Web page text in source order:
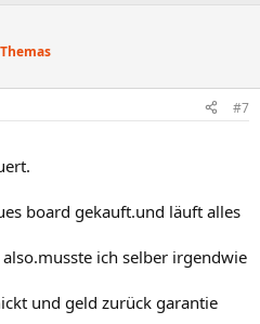
#7
board gekauft.und läuft alles
ich selber irgendwie
und geld zurück garantie